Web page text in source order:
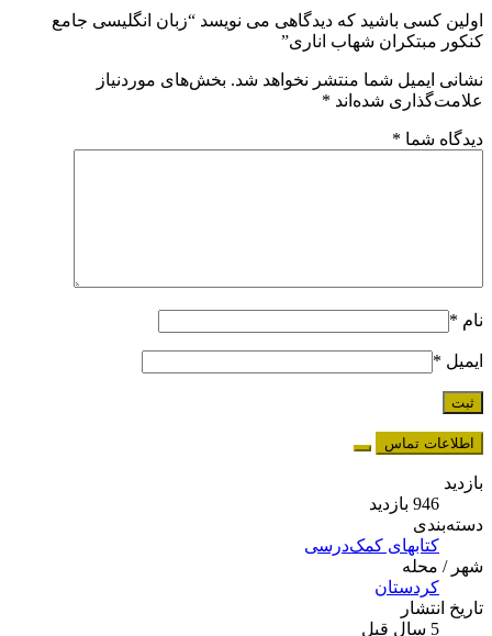
اولین کسی باشید که دیدگاهی می نویسد “زبان انگلیسی جامع
کنکور مبتکران شهاب اناری”
نشانی ایمیل شما منتشر نخواهد شد.بخش‌های موردنیاز
علامت‌گذاری شده‌اند *
دیدگاه شما *
نام *
ایمیل *
اطلاعات تماس
بازدید
946 بازدید
دسته‌بندی
کتابهای کمک‌درسی
شهر / محله
کردستان
تاریخ انتشار
5 سال قبل